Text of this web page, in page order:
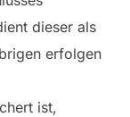
dieser als
erfolgen
ist,